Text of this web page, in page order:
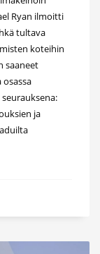
Ryan ilmoitti
tultava
koteihin
saaneet
ja